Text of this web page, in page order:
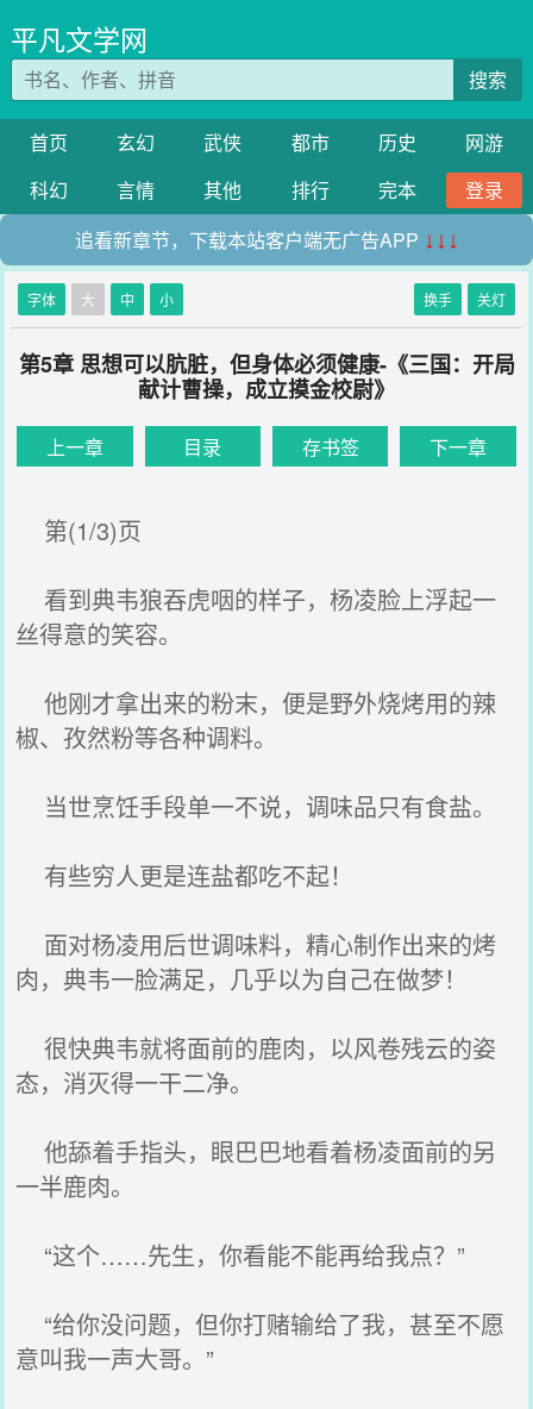
平凡文学网
搜索
首页 玄幻 武侠 都市 历史
网游
科幻
言情 其他 排行 完本
登录
追看新章节，下载本站客户端无广告APP ↓↓↓
字体 大 中 小 换手 关灯
第5章 思想可以肮脏，但身体必须健康-《三国：开局
献计曹操，成立摸金校尉》
上一章 目录 存书签 下一章
第(1/3)页
看到典韦狼吞虎咽的样子，杨凌脸上浮起一
丝得意的笑容。
他刚才拿出来的粉末，便是野外烧烤用的辣
椒、孜然粉等各种调料。
当世烹饪手段单一不说，调味品只有食盐。
有些穷人更是连盐都吃不起！
面对杨凌用后世调味料，精心制作出来的烤
肉，典韦一脸满足，几乎以为自己在做梦！
很快典韦就将面前的鹿肉，以风卷残云的姿
态，消灭得一干二净。
他舔着手指头，眼巴巴地看着杨凌面前的另
一半鹿肉。
“这个……先生，你看能不能再给我点？”
“给你没问题，但你打赌输给了我，甚至不愿
意叫我一声大哥。”